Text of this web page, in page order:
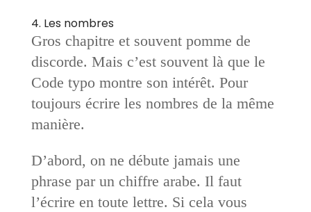
4. Les nombres
Gros chapitre et souvent pomme de
discorde. Mais c’est souvent là que le
Code typo montre son intérêt. Pour
toujours écrire les nombres de la même
manière.
D’abord, on ne débute jamais une
phrase par un chiffre arabe. Il faut
l’écrire en toute lettre. Si cela vous